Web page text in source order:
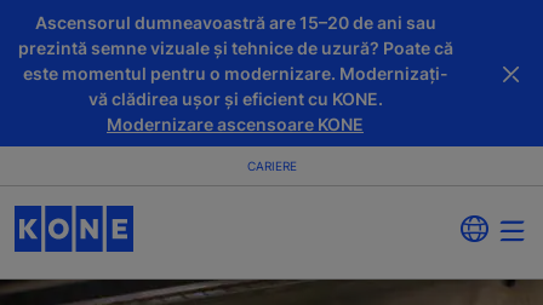
Ascensorul dumneavoastră are 15–20 de ani sau
prezintă semne vizuale și tehnice de uzură? Poate că
este momentul pentru o modernizare. Modernizați-
vă clădirea ușor și eficient cu KONE.
Modernizare ascensoare KONE
CARIERE